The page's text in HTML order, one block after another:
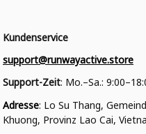
Kundenservice
support@runwayactive.store
Support-Zeit: Mo.–Sa.:
Adresse: Lo Su Thang,
Khuong, Provinz Lao Cai,